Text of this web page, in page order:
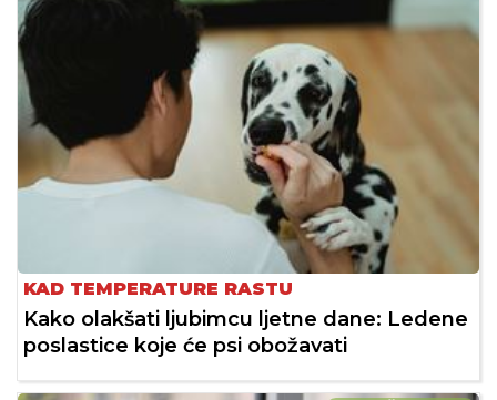
KAD TEMPERATURE RASTU
Kako olakšati ljubimcu ljetne dane: Ledene
poslastice koje će psi obožavati